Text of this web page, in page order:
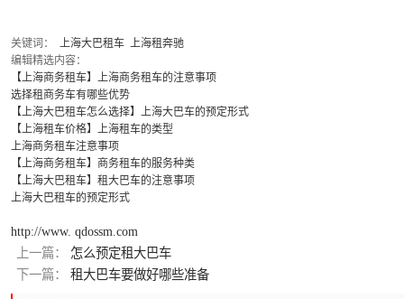
关键词： 上海大巴租车 上海租奔驰
编辑精选内容：
【上海商务租车】上海商务租车的注意事项
选择租商务车有哪些优势
【上海大巴租车怎么选择】上海大巴车的预定形式
【上海租车价格】上海租车的类型
上海商务租车注意事项
【上海商务租车】商务租车的服务种类
【上海大巴租车】租大巴车的注意事项
上海大巴租车的预定形式
http://www. qdossm.com
上一篇：
怎么预定租大巴车
下一篇：
租大巴车要做好哪些准备